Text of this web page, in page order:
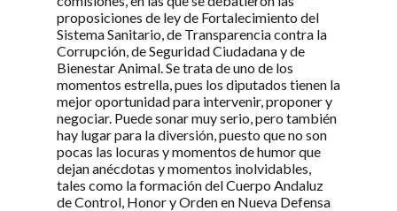
proposiciones de ley de Fortalecimiento del
Sistema Sanitario, de Transparencia contra la
Corrupción, de Seguridad Ciudadana y de
Bienestar Animal. Se trata de uno de los
momentos estrella, pues los diputados tienen la
mejor oportunidad para intervenir, proponer y
negociar. Puede sonar muy serio, pero también
hay lugar para la diversión, puesto que no son
pocas las locuras y momentos de humor que
dejan anécdotas y momentos inolvidables,
tales como la formación del Cuerpo Andaluz
de Control, Honor y Orden en Nueva Defensa